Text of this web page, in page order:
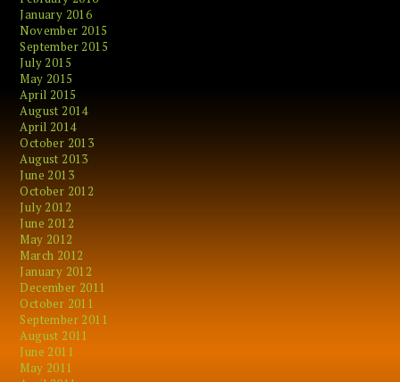
January 2016
November 2015
September 2015
July 2015
May 2015
April 2015
August 2014
April 2014
October 2013
August 2013
June 2013
October 2012
July 2012
June 2012
May 2012
March 2012
January 2012
December 2011
October 2011
September 2011
August 2011
June 2011
May 2011